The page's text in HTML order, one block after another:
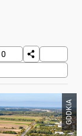
0
GDDKiA